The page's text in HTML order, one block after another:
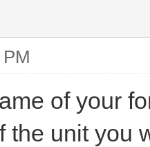
of your
the unit you